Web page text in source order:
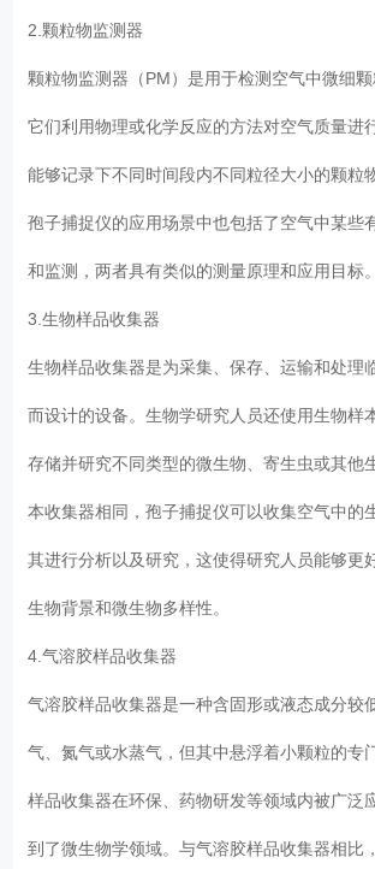
2.颗粒物监测器
颗粒物监测器（PM）是用于检测空气中微细颗
它们利用物理或化学反应的方法对空气质量进
能够记录下不同时间段内不同粒径大小的颗粒
孢子捕捉仪的应用场景中也包括了空气中某些
和监测，两者具有类似的测量原理和应用目标
3.生物样品收集器
生物样品收集器是为采集、保存、运输和处理
而设计的设备。生物学研究人员还使用生物样
存储并研究不同类型的微生物、寄生虫或其他
本收集器相同，孢子捕捉仪可以收集空气中的
其进行分析以及研究，这使得研究人员能够更
生物背景和微生物多样性。
4.气溶胶样品收集器
气溶胶样品收集器是一种含固形或液态成分较
气、氮气或水蒸气，但其中悬浮着小颗粒的专
样品收集器在环保、药物研发等领域内被广泛
到了微生物学领域。与气溶胶样品收集器相比